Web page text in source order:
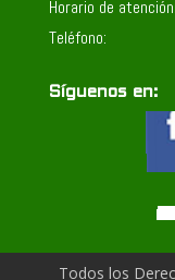
Horario de
Teléfono:
Síguenos en:
Todos los